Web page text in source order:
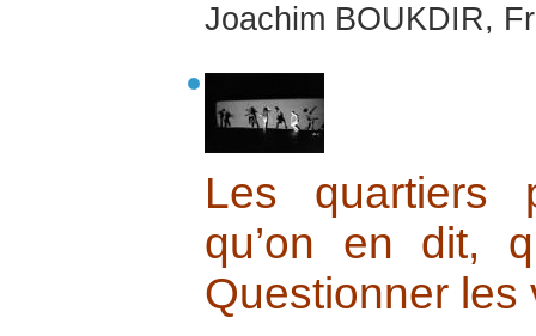
Joachim BOUKDIR,
Les quartiers
qu’on en dit,
Questionner les